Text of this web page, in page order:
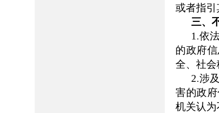
或者指
三、
1.依
的政府
全、社
2.涉
害的政
机关认